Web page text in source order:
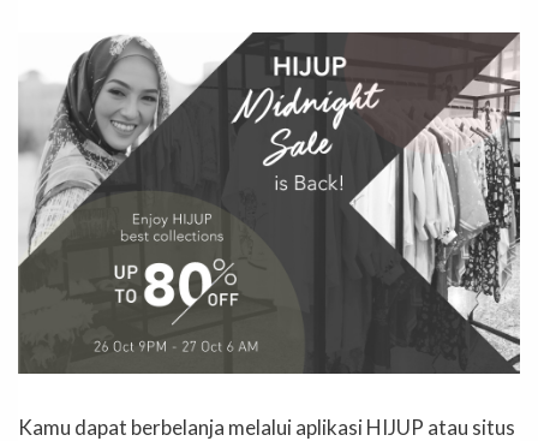
Kamu dapat berbelanja melalui aplikasi HIJUP atau situs